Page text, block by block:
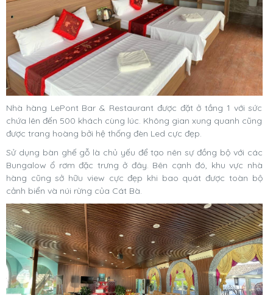
Nhà hàng LePont Bar & Restaurant được đặt ở tầng 1 với sức
chứa lên đến 500 khách cùng lúc. Không gian xung quanh cũng
được trang hoàng bởi hệ thống đèn Led cực đẹp.
Sử dụng bàn ghế gỗ là chủ yếu để tạo nên sự đồng bộ với các
Bungalow ổ rơm đặc trưng ở đây. Bên cạnh đó, khu vực nhà
hàng cũng sở hữu view cực đẹp khi bao quát được toàn bộ
cảnh biển và núi rừng của Cát Bà.